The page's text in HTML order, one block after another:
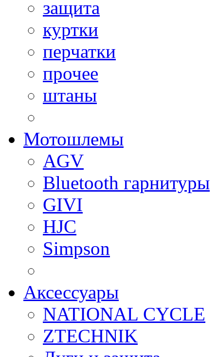
защита
куртки
перчатки
прочее
штаны
Мотошлемы
AGV
Bluetooth гарнитуры
GIVI
HJC
Simpson
Аксессуары
NATIONAL CYCLE
ZTECHNIK